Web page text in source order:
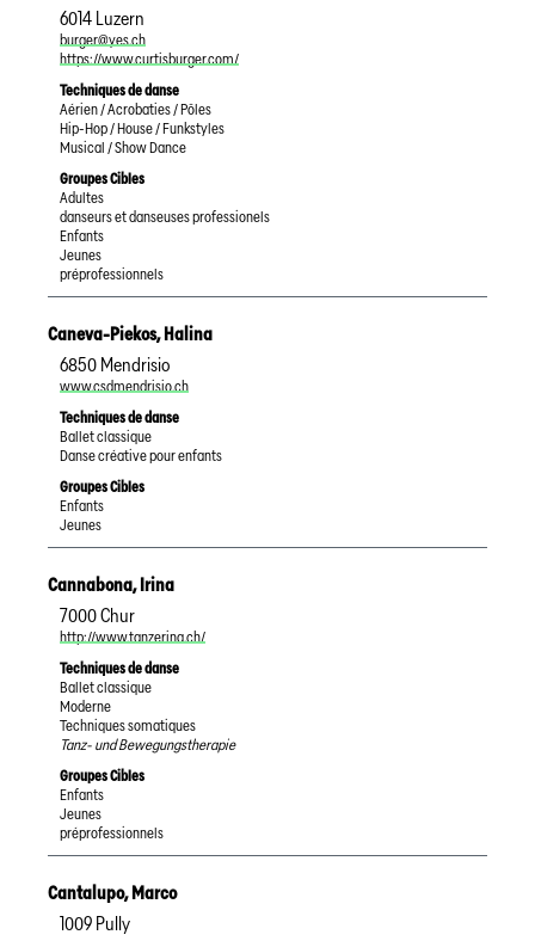
6014 Luzern
burger@yes.ch
https://www.curtisburger.com/
Techniques de danse
Aérien / Acrobaties / Pôles
Hip-Hop / House / Funkstyles
Musical / Show Dance
Groupes Cibles
Adultes
danseurs et danseuses professionels
Enfants
Jeunes
préprofessionnels
Caneva-Piekos,Halina
6850 Mendrisio
www.csdmendrisio.ch
Techniques de danse
Ballet classique
Danse créative pour enfants
Groupes Cibles
Enfants
Jeunes
Cannabona,Irina
7000Chur
http://www.tanzerina.ch/
Techniques de danse
Ballet classique
Moderne
Techniques somatiques
Tanz- und Bewegungstherapie
Groupes Cibles
Enfants
Jeunes
préprofessionnels
Cantalupo,Marco
1009 Pully